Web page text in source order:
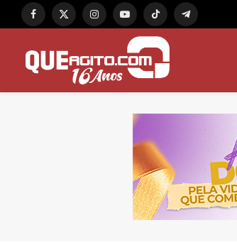
Facebook
X
InstagramYouTubeTikTok Telegram